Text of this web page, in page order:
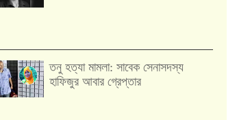
তনু হত্যা মামলা: সাবেক সেনাসদস্য
হাফিজুর আবার গ্রেপ্তার